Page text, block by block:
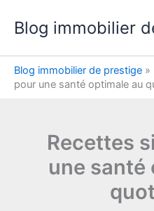
Blog immobilier
Blog immobilier de prestige »
pour une santé optimale au
Recettes
une santé